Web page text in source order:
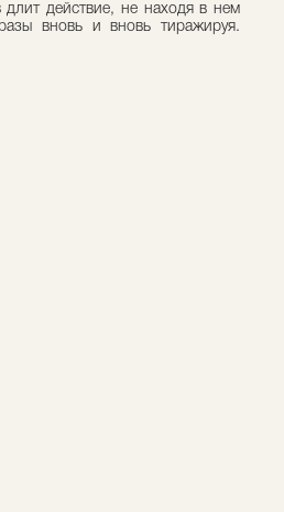
действие, не находя в нем
вновь и вновь тиражируя.